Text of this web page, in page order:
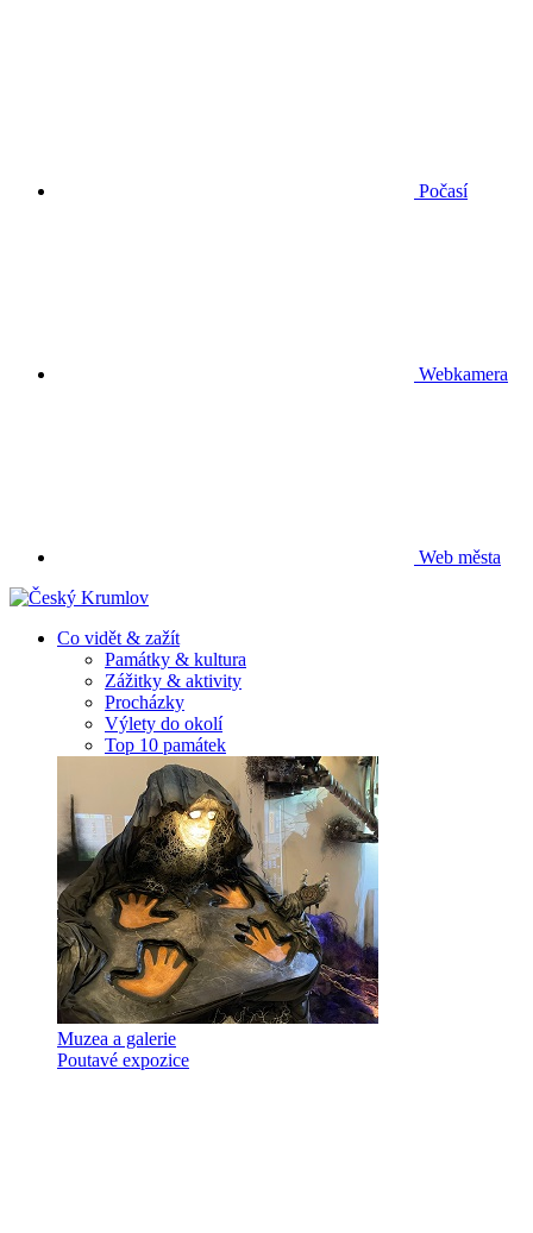
Počasí
Webkamera
Web města
Co vidět & zažít
Památky & kultura
Zážitky & aktivity
Procházky
Výlety do okolí
Top 10 památek
Muzea a galerie
Poutavé expozice